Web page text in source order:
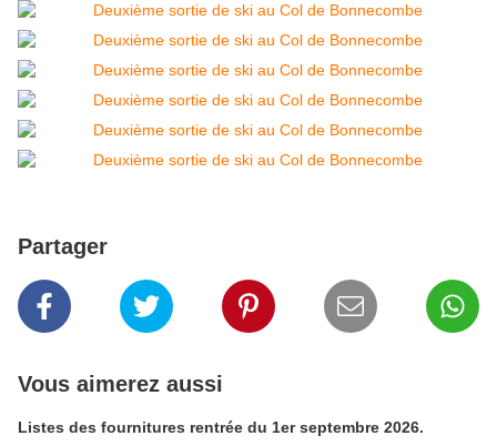
Partager
Vous aimerez aussi
Listes des fournitures rentrée du 1er septembre 2026.